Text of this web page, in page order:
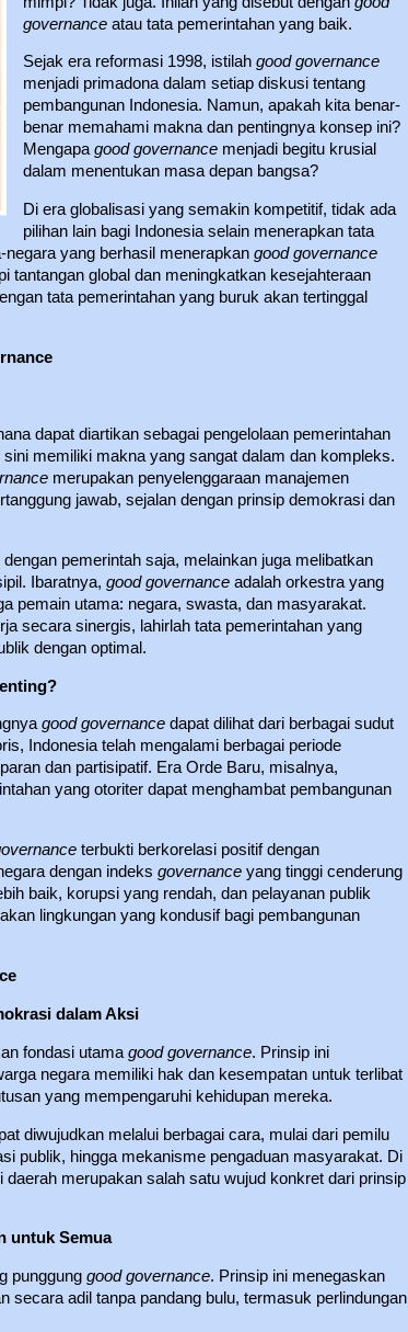
governanceatau tata pemerintahan yang baik.
Sejak era reformasi 1998, istilah good governance
menjadi primadona dalam setiap diskusi tentang
pembangunan Indonesia. Namun, apakah kita benar-
benar memahami makna dan pentingnya konsep ini?
Mengapagood governancemenjadi begitu krusial
dalam menentukan masa depan bangsa?
Di era globalisasi yang semakin kompetitif, tidak ada
pilihan lain bagi Indonesia selain menerapkan tata
yang berhasil menerapkan good governance
tantangan global dan meningkatkan kesejahteraan
tata pemerintahan yang buruk akan tertinggal
dapat diartikan sebagai pengelolaan pemerintahan
memiliki makna yang sangat dalam dan kompleks.
merupakan penyelenggaraan manajemen
jawab, sejalan dengan prinsip demokrasi dan
pemerintah saja, melainkan juga melibatkan
Ibaratnya, good governance adalah orkestra yang
pemain utama: negara, swasta, dan masyarakat.
secara sinergis, lahirlah tata pemerintahan yang
dengan optimal.
good governance dapat dilihat dari berbagai sudut
Indonesia telah mengalami berbagai periode
dan partisipatif. Era Orde Baru, misalnya,
yang otoriter dapat menghambat pembangunan
terbukti berkorelasi positif dengan
dengan indeks governance yang tinggi cenderung
baik, korupsi yang rendah, dan pelayanan publik
lingkungan yang kondusif bagi pembangunan
dalam Aksi
fondasi utama good governance. Prinsip ini
negara memiliki hak dan kesempatan untuk terlibat
yang mempengaruhi kehidupan mereka.
diwujudkan melalui berbagai cara, mulai dari pemilu
publik, hingga mekanisme pengaduan masyarakat. Di
daerah merupakan salah satu wujud konkret dari prinsip
untuk Semua
punggung good governance. Prinsip ini menegaskan
secara adil tanpa pandang bulu, termasuk perlindungan